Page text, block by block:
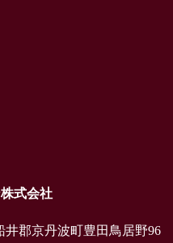
式会社
井郡京丹波町豊田鳥居野96